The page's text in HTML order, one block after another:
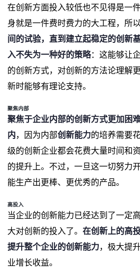
在创新方面投入较低也不见得是一
身就是一件费时费力的大工程，所以
间的试验，直到建立起稳定的创新
入不失为一种好的策略：这能够让
的创新方式，对创新的方法论理解
新时能够有理论支持。
聚焦内部
聚焦于企业内部的创新方式更加困
内 ，因为内部创新能力的培养需要
级的创新企业都会花费大量时间和
的提升上。不过，一旦这一切努力
能生产出更棒、更优秀的产品。
高投入
当企业的创新能力已经达到了一定
大对创新的投入了。 在创新上的高
提升整个企业的创新能力 ，极大提
业增长收益。